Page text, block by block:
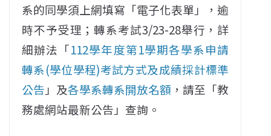
系的同學須上網填寫「電子化表單」，逾
時不予受理；轉系考試3/23-28舉行，詳
細辦法「112學年度第1學期各學系申請
轉系(學位學程)考試方式及成績採計標準
公告 」及各學系轉系開放名額 ，請至「教
務處網站最新公告」查詢。